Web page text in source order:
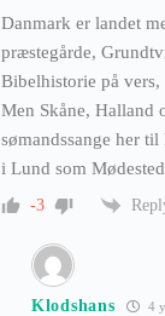
Danmark er landet
præstegårde,
Bibelhistorie på
Men Skåne, Halland
sømandssange her
i Lund som
-3
Klodshans 4